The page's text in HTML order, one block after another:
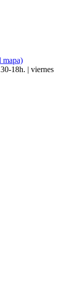
mapa)
18h. | viernes